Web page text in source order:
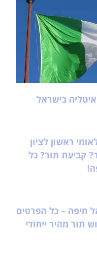
בישראל
ראשון לציון
קביעת תור? כל
חיפה – כל הפרטים
תור מהיר ייחודי